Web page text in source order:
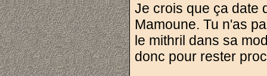
Je crois que ça date
Mamoune. Tu n'as
le mithril dans sa
donc pour rester